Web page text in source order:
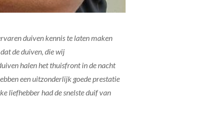
duiven kennis te laten maken
de duiven, die wij
halen het thuisfront in de nacht
een uitzonderlijk goede prestatie
liefhebber had de snelste duif van